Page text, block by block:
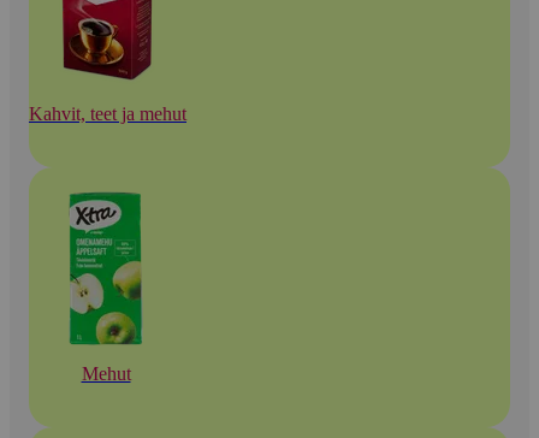
Kahvit, teet ja mehut
Mehut